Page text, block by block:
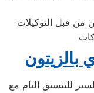
بالزيتون
للتنسيق التام مع